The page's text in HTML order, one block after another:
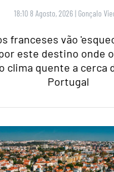
18:10 8 Agosto, 2026 | Gonçalo
franceses vão
este destino onde
clima quente a cerca
Portugal